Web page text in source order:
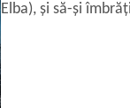
Elba), și să-și